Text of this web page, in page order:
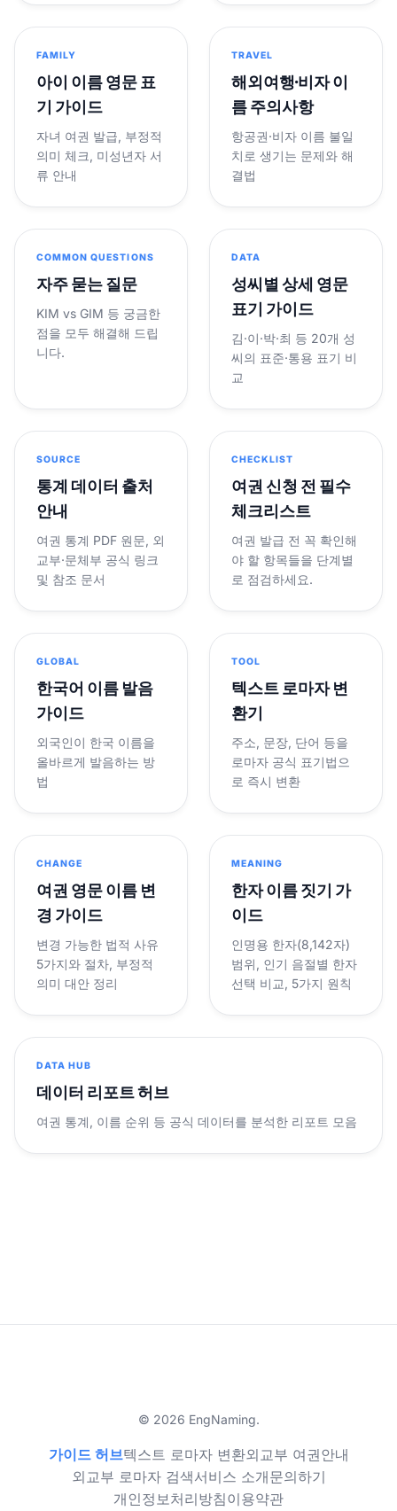
FAMILY
아이 이름 영문 표
기 가이드
자녀 여권 발급, 부정적
의미 체크, 미성년자 서
류 안내
TRAVEL
해외여행·비자 이
름 주의사항
항공권·비자 이름 불일
치로 생기는 문제와 해
결법
COMMON QUESTIONS
자주 묻는 질문
KIM vs GIM 등 궁금한
점을 모두 해결해 드립
니다.
DATA
성씨별 상세 영문
표기 가이드
김·이·박·최 등 20개 성
씨의 표준·통용 표기 비
교
SOURCE
통계 데이터 출처
안내
여권 통계 PDF 원문, 외
교부·문체부 공식 링크
및 참조 문서
CHECKLIST
여권 신청 전 필수
체크리스트
여권 발급 전 꼭 확인해
야 할 항목들을 단계별
로 점검하세요.
GLOBAL
한국어 이름 발음
가이드
외국인이 한국 이름을
올바르게 발음하는 방
법
TOOL
텍스트 로마자 변
환기
주소, 문장, 단어 등을
로마자 공식 표기법으
로 즉시 변환
CHANGE
여권 영문 이름 변
경 가이드
변경 가능한 법적 사유
5가지와 절차, 부정적
의미 대안 정리
MEANING
한자 이름 짓기 가
이드
인명용 한자(8,142자)
범위, 인기 음절별 한자
선택 비교, 5가지 원칙
DATA HUB
데이터 리포트 허브
여권 통계, 이름 순위 등 공식 데이터를 분석한 리포트 모음
© 2026 EngNaming.
가이드 허브텍스트 로마자 변환외교부 여권안내
외교부 로마자 검색서비스 소개문의하기
개인정보처리방침이용약관